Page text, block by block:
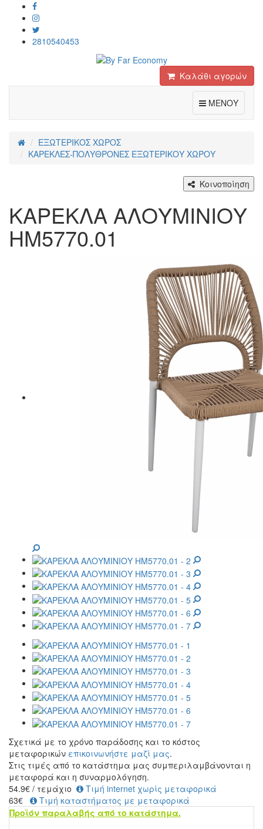
2810540453
Καλάθι αγορών
ΜΕΝΟΥ
ΕΞΩΤΕΡΙΚΟΣ ΧΩΡΟΣ
ΚΑΡΕΚΛΕΣ-ΠΟΛΥΘΡΟΝΕΣ ΕΞΩΤΕΡΙΚΟΥ ΧΩΡΟΥ
Κοινοποίηση
ΚΑΡΕΚΛΑ ΑΛΟΥΜΙΝΙΟΥ
HM5770.01
Σχετικά με το χρόνο παράδοσης και το κόστος
μεταφορικών επικοινωνήστε μαζί μας.
Στις τιμές από το κατάστημα μας συμπεριλαμβάνονται η
μεταφορά και η συναρμολόγηση.
54.9€ / τεμάχιο
Τιμή internet χωρίς μεταφορικά
63€
Τιμή καταστήματος με μεταφορικά
Προϊόν παραλαβής από το κατάστημα.